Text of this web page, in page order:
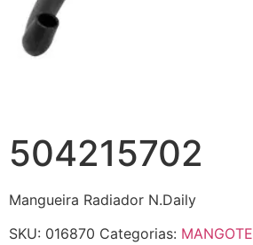
504215702
Mangueira Radiador N.Daily
SKU: 016870 Categorias: MANGOTE